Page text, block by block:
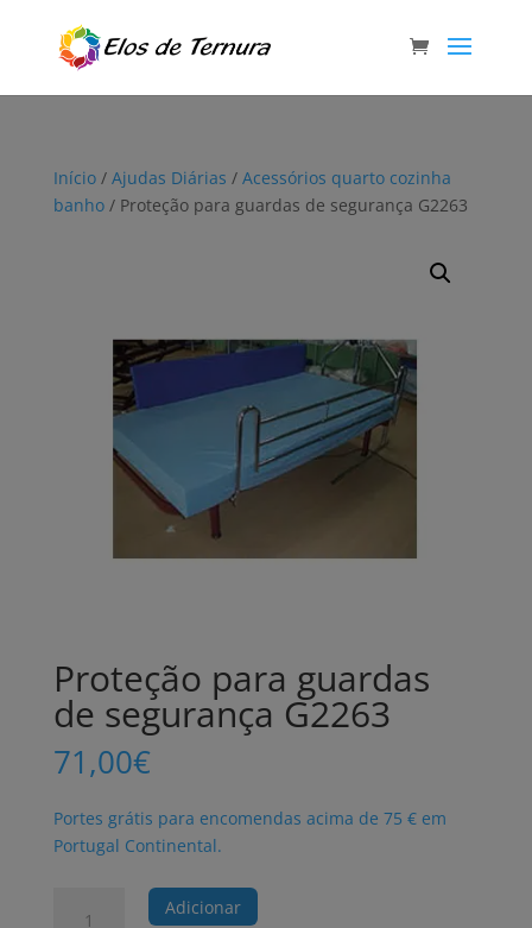
Início/ Ajudas Diárias / Acessórios quarto cozinha
banho/ Proteção para guardas de segurança G2263
Proteção para guardas
de segurança G2263
71,00€
Portes grátis para encomendas acima de 75 € em
Portugal Continental.
Adicionar